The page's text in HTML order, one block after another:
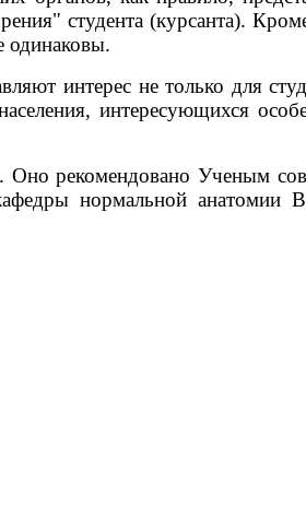
студента (курсанта).
одинаковы.
интерес не только для
интересующихся
Оно рекомендовано Ученым
нормальной анатомии